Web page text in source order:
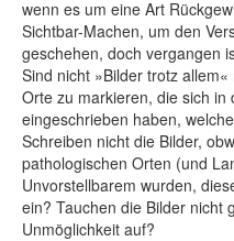
wenn es um eine Art
Sichtbar-Machen, um den
geschehen, doch vergangen
Sind nicht »Bilder trotz
Orte zu markieren, die sich in
eingeschrieben haben,
Schreiben nicht die Bilder,
pathologischen Orten (und
Unvorstellbarem wurden,
ein? Tauchen die Bilder nicht
Unmöglichkeit auf?